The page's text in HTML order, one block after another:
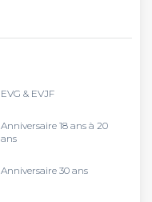
EVG & EVJF
Anniversaire 18 ans à 20
ans
Anniversaire 30 ans